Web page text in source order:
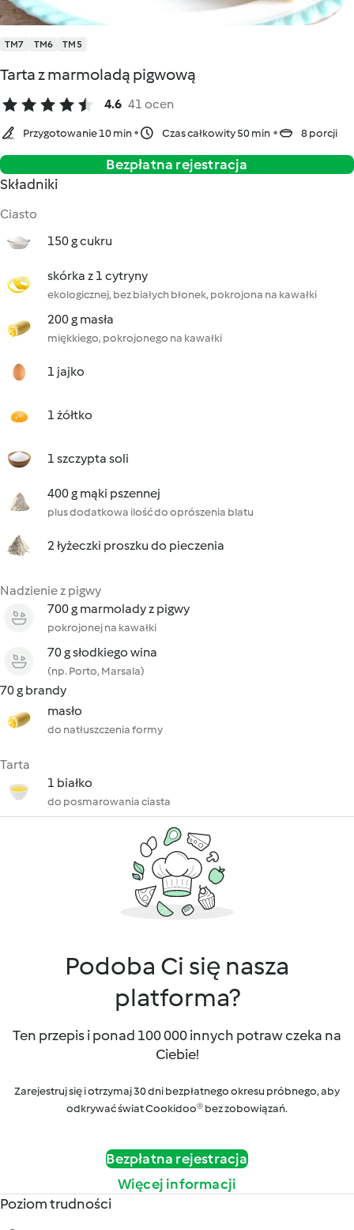
TM7 TM6 TM5
Tarta z marmoladą pigwową
4.6 41 ocen
Przygotowanie 10 min Czas całkowity 50 min 8 porcji
Bezpłatna rejestracja
Składniki
Ciasto
150 g cukru
skórka z 1 cytryny
ekologicznej, bez białych błonek, pokrojona na kawałki
200 g masła
miękkiego, pokrojonego na kawałki
1 jajko
1 żółtko
1 szczypta soli
400 g mąki pszennej
plus dodatkowa ilość do oprószenia blatu
2 łyżeczki proszku do pieczenia
Nadzienie z pigwy
700 g marmolady z pigwy
pokrojonej na kawałki
70 g słodkiego wina
(np. Porto, Marsala)
70 g brandy
masło
do natłuszczenia formy
Tarta
1 białko
do posmarowania ciasta
Podoba Ci się nasza
platforma?
Ten przepis i ponad 100 000 innych potraw czeka na
Ciebie!
Zarejestruj się i otrzymaj 30 dni bezpłatnego okresu próbnego, aby
odkrywać świat Cookidoo® bez zobowiązań.
Bezpłatna rejestracja
Więcej informacji
Poziom trudności